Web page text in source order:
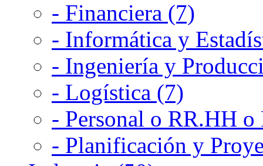
- Financiera (7)
- Informática y
- Ingeniería y
- Logística (7)
- Personal o RR.HH
- Planificación y